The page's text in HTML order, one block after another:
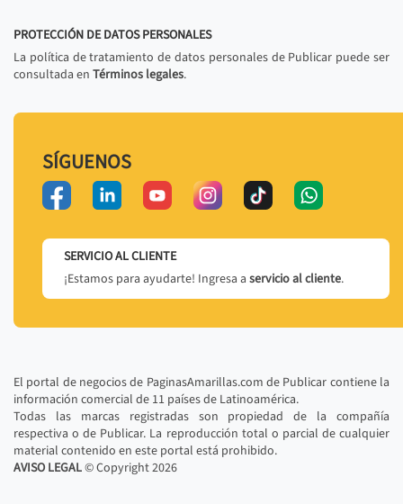
PROTECCIÓN DE DATOS PERSONALES
La política de tratamiento de datos personales de Publicar puede ser
consultada en Términos legales.
SÍGUENOS
SERVICIO AL CLIENTE
¡Estamos para ayudarte! Ingresa a servicio al cliente.
El portal de negocios de PaginasAmarillas.com de Publicar contiene la
información comercial de 11 países de Latinoamérica.
Todas las marcas registradas son propiedad de la compañía
respectiva o de Publicar. La reproducción total o parcial de cualquier
material contenido en este portal está prohibido.
AVISO LEGAL© Copyright2026